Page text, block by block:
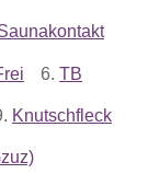
6. TB
Knutschfleck